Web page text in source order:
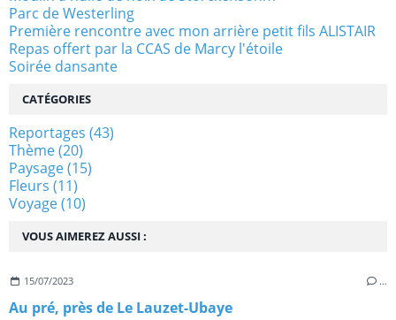
VOUS AIMEREZ AUSSI :
15/07/2023 …
Au pré, près de Le Lauzet-Ubaye
Parc de Westerling
Première rencontre avec mon arrière petit fils ALISTAIR
Repas offert par la CCAS de Marcy l'étoile
Soirée dansante
CATÉGORIES
Reportages (43)
Thème(20)
Paysage(15)
Fleurs (11)
Voyage(10)